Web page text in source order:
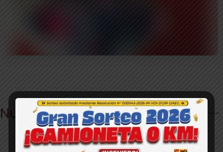
Nuestros Aliados